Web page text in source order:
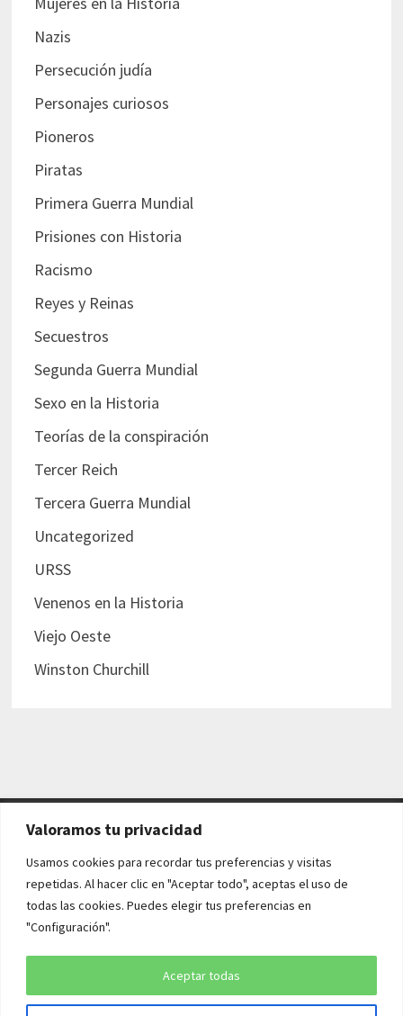
Valoramos tu privacidad
Usamos cookies para recordar tus preferencias y visitas
repetidas. Al hacer clic en "Aceptar todo", aceptas el uso de
todas las cookies. Puedes elegir tus preferencias en
"Configuración".
Aceptar todas
Nazis
Persecución judía
Personajes curiosos
Pioneros
Piratas
Primera Guerra Mundial
Prisiones con Historia
Racismo
Reyes y Reinas
Secuestros
Segunda Guerra Mundial
Sexo en la Historia
Teorías de la conspiración
Tercer Reich
Tercera Guerra Mundial
Uncategorized
URSS
Venenos en la Historia
Viejo Oeste
Winston Churchill
AVISO LEGAL Y POLÍTICAS
Aviso legal
Política de cookies